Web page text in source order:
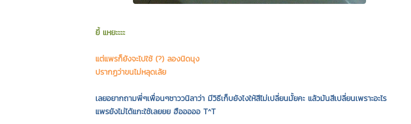
ยี้ แหยะะะะ
แต่แพรก็ยังจะไปใช้ (?) ลองนิดนุง
ปรากฏว่าขนไม่หลุดเล้ย
เลยอยากถามพี่ๆเพื่อนๆชาววนิลาว่า มีวิธีเก็บยังไงให้สีไม่เปลี่ยนมั้ยคะ แล้วมันสีเปลี่ยนเพราะอะไร
แพรยังไม่ได้แกะใช้เลยยย ฮือออออ T^T